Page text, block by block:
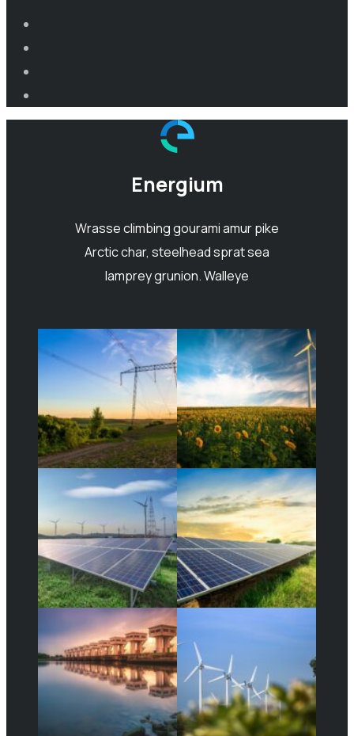
Energium
Wrasse climbing gourami amur pike
Arctic char, steelhead sprat sea
lamprey grunion. Walleye